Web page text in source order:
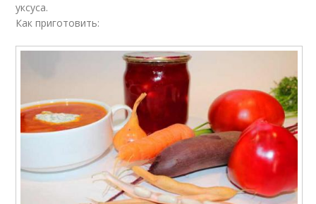
уксуса.
Как приготовить: